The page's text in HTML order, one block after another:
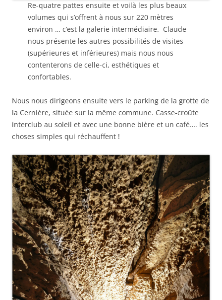
Re-quatre pattes ensuite et voilà les plus beaux
volumes qui s’offrent à nous sur 220 mètres
environ … c’est la galerie intermédiaire. Claude
nous présente les autres possibilités de visites
(supérieures et inférieures) mais nous nous
contenterons de celle-ci, esthétiques et
confortables.
Nous nous dirigeons ensuite vers le parking de la grotte de
la Cernière, située sur la même commune. Casse-croûte
interclub au soleil et avec une bonne bière et un café…. les
choses simples qui réchauffent !